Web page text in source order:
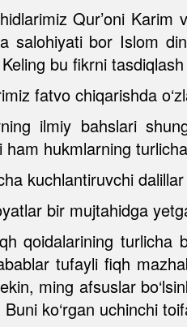
Qur’oni
salohiyati bor Islom
bu fikrni
fatvo chiqarishda
ilmiy bahslari
hukmlarning
kuchlantiruvchi
bir mujtahidga
qoidalarining turlicha
tufayli fiqh
ming afsuslar
ko‘rgan uchinchi